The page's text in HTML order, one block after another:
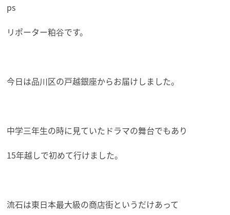
ps
リポーター粕谷です。
今日は品川区の戸越銀座からお届けしました。
中学三年生の時に見ていたドラマの舞台でもあり
15年越しで初めて行けました。
流石は東日本最大級の商店街というだけあって